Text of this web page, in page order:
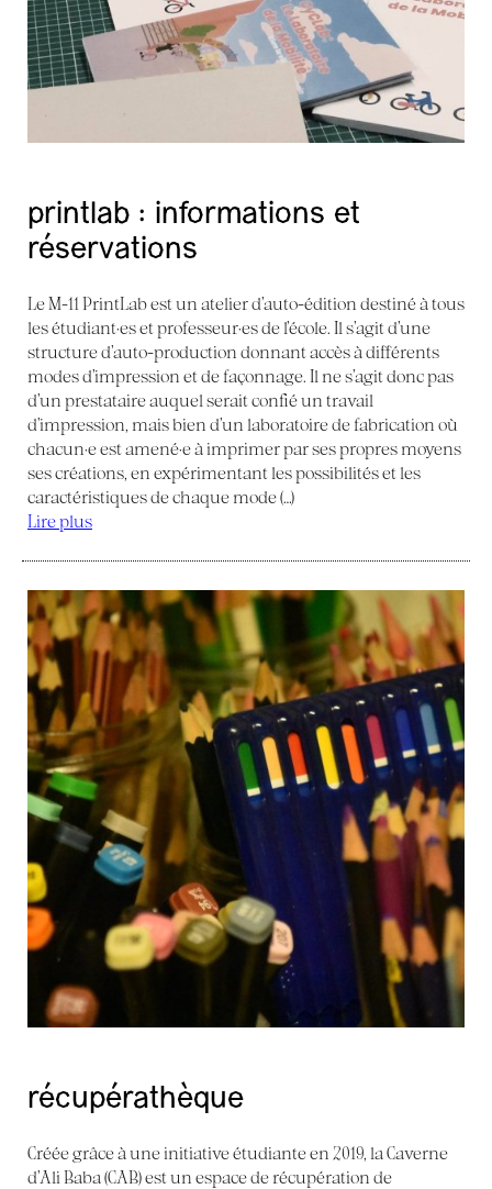
printlab : informations et
réservations
Le M-11 PrintLab est un atelier d’auto-édition destiné à tous
les étudiant·es et professeur·es de l’école. Il s’agit d’une
structure d’auto-production donnant accès à différents
modes d’impression et de façonnage. Il ne s’agit donc pas
d’un prestataire auquel serait confié un travail
d’impression, mais bien d’un laboratoire de fabrication où
chacun·e est amené·e à imprimer par ses propres moyens
ses créations, en expérimentant les possibilités et les
caractéristiques de chaque mode (…)
Lire plus
récupérathèque
Créée grâce à une initiative étudiante en 2019, la Caverne
d’Ali Baba (CAB) est un espace de récupération de